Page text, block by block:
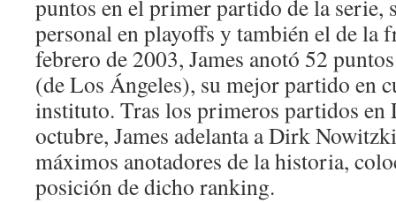
puntos en el primer partido de la serie,
personal en playoffs y también el de la
febrero de 2003, James anotó 52
(de Los Ángeles), su mejor partido en
instituto. Tras los primeros partidos en
octubre, James adelanta a Dirk
máximos anotadores de la historia,
posición de dicho ranking.